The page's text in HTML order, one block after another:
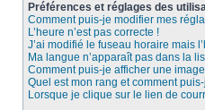
Préférences et réglages des
Comment puis-je modifier mes
L’heure n’est pas correcte !
J’ai modifié le fuseau horaire mais
Ma langue n’apparaît pas dans la
Comment puis-je afficher une
Quel est mon rang et comment
Lorsque je clique sur le lien de